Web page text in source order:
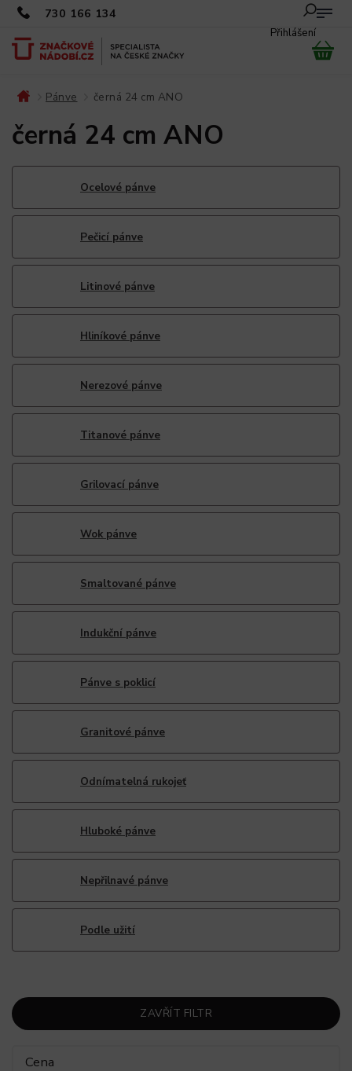
730 166 134
Přihlášení
Pánve černá 24 cm ANO
černá 24 cm ANO
Ocelové pánve
Pečicí pánve
Litinové pánve
Hliníkové pánve
Nerezové pánve
Titanové pánve
Grilovací pánve
Wok pánve
Smaltované pánve
Indukční pánve
Pánve s poklicí
Granitové pánve
Odnímatelná rukojeť
Hluboké pánve
Nepřilnavé pánve
Podle užití
ZAVŘÍT FILTR
Cena